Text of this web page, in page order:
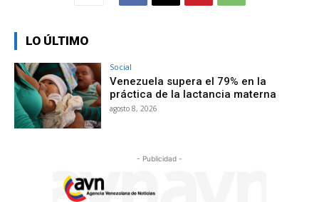
LO ÚLTIMO
Social
Venezuela supera el 79% en la
práctica de la lactancia materna
agosto 8, 2026
- Publicidad -